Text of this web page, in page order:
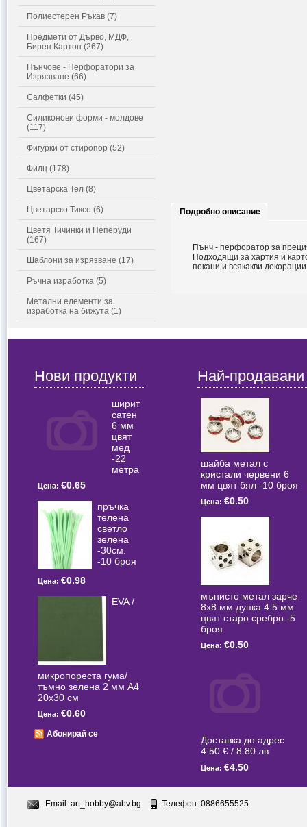
Полиестерен Ръкав (7)
Предмети от Дърво, МДФ,
Бирен Картон (267)
Пънчове - Перфоратори за
Изрязване (66)
Салфетки (45)
Силиконови форми - молдове
(117)
Фигурки от стиропор (52)
Филц (178)
Цветарска Тел (8)
Цветарско Тиксо (6)
Цветя Тичинки и Пеперуди
(167)
Шаблони за изрязване (17)
Ръчна изработка (5)
Метални елементи за
изработка на бижута (1)
Подробно описание
Пънч - перфоратор за
Подходящи за хартия и
покани и всякакви
Нови продукти
ширит
сатен
6 мм
цвят
мед
-22
метра
Цена: €0.65
пръчка
телена
светлo
зелена
-30см.
-10 броя
Цена: €0.98
EVA /
микропореста гума/
тъмно зелена 2 мм А4
20x30 см
Цена: €0.60
Абонирай се
Най-продавани
шайба метал с
кристали червени 6
мм цвят бял -10 броя
Цена: €0.50
мънисто метал зарче
8x8 мм дупка 4.5 мм
цвят старо сребро -5
броя
Цена: €0.50
Доставка до адрес
4.50 € / 8.80 лв.
Цена: €4.50
Email: art_hobby@abv.bg Телефон: 0886655525